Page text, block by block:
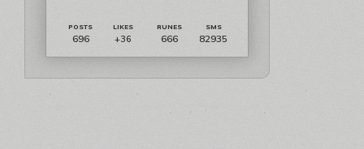
696 +36 666 82935